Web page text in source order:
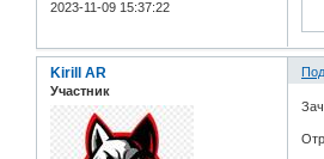
2023-11-09 15:37:22
Kirill AR
Участник